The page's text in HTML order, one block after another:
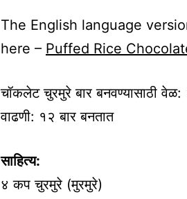
The English language
here – Puffed Rice
चॉकलेट चुरमुरे बार बनवण्यासाठी वेळ:
वाढणी: १२ बार बनतात
साहित्य:
४ कप चुरमुरे (मुरमुरे)